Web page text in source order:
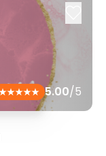
5.00/5